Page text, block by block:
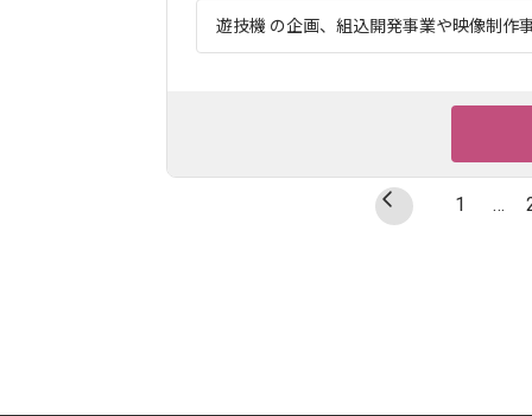
遊技機 の企画、組込開発事業や映像制作
1 …